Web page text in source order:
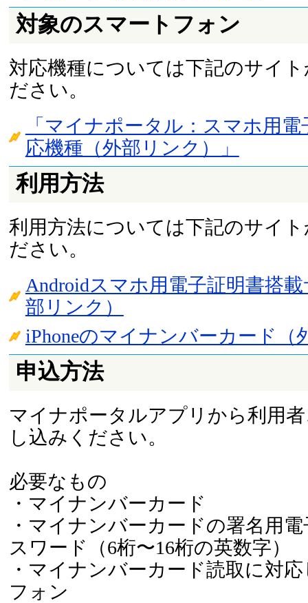
対象のスマートフォン
対応機種については下記のサイ
ださい。
「マイナポータル：スマホ用
応機種（外部リンク）」
利用方法
利用方法については下記のサイ
ださい。
Androidスマホ用電子証明書搭
部リンク）
iPhoneのマイナンバーカード（
申込方法
マイナポータルアプリから利用
し込みください。
必要なもの
・マイナンバーカード
・マイナンバーカードの署名用
スワード（6桁〜16桁の英数字）
・マイナンバーカード読取に対
フォン